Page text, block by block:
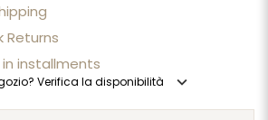
Returns
installments
Verifica la disponibilità expand_more